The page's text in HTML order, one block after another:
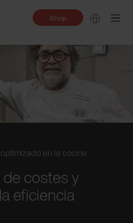
Shop
en la cocina
costes y
eficiencia